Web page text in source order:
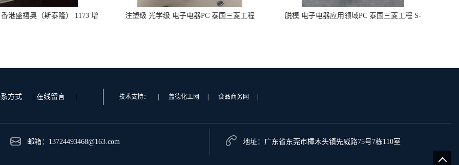
港盛禧奥（斯泰隆） 1173 增
注塑级 光学级 电子电器PC 泰国三菱工程
脱模 电子电器应用领域PC 泰国三菱工程 S-
方式 在线留言 技术支持： 盖德化工网 食品商务网
邮箱： 13724493468@163.com 地址：广东省东莞市樟木头镇先威路75号7栋110室